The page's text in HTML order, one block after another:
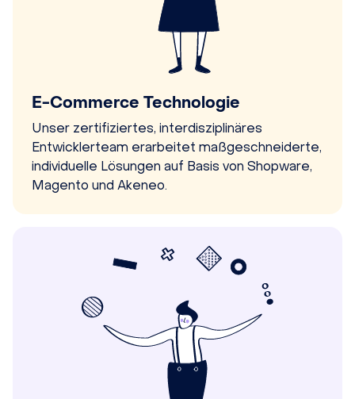
E-Commerce Technologie
Unser zertifiziertes, interdisziplinäres
Entwicklerteam erarbeitet maßgeschneiderte,
individuelle Lösungen auf Basis von Shopware,
Magento und Akeneo.